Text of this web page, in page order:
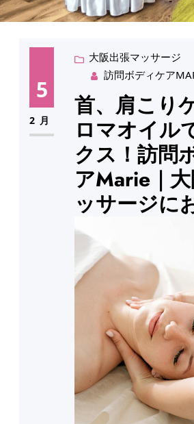
5
2月
大阪出張マッサージ
訪問ボディケア
首、肩こり
ロマオイル
クス！訪問
アMarie｜
ッサージに